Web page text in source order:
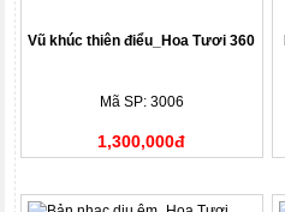
Vũ khúc thiên điểu_Hoa Tươi 360
Mã SP: 3006
1,300,000đ